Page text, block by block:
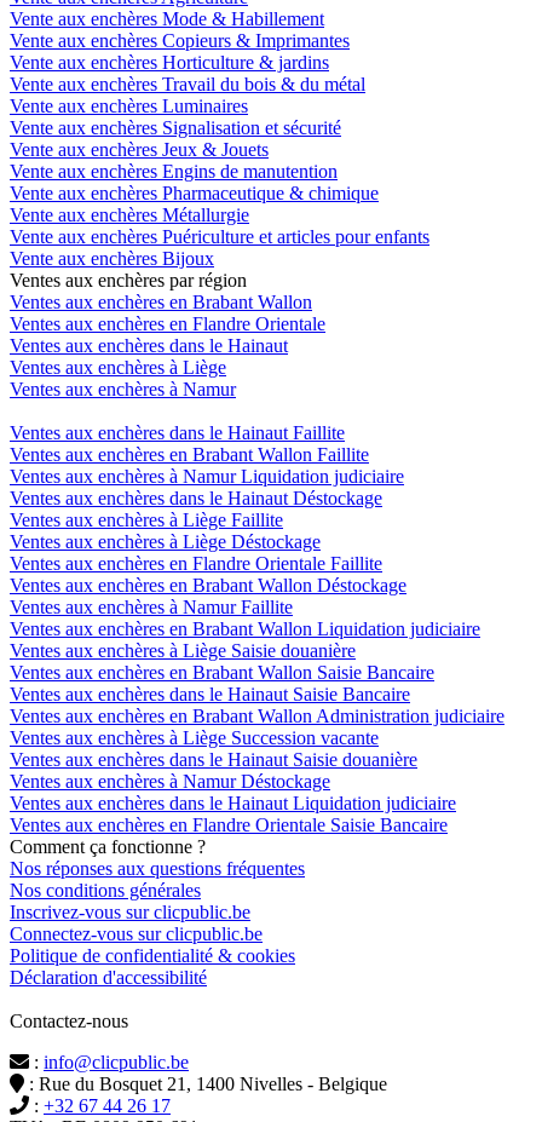
Vente aux enchères Mode & Habillement
Vente aux enchères Copieurs & Imprimantes
Vente aux enchères Horticulture & jardins
Vente aux enchères Travail du bois & du métal
Vente aux enchères Luminaires
Vente aux enchères Signalisation et sécurité
Vente aux enchères Jeux & Jouets
Vente aux enchères Engins de manutention
Vente aux enchères Pharmaceutique & chimique
Vente aux enchères Métallurgie
Vente aux enchères Puériculture et articles pour enfants
Vente aux enchères Bijoux
Ventes aux enchères par région
Ventes aux enchères en Brabant Wallon
Ventes aux enchères en Flandre Orientale
Ventes aux enchères dans le Hainaut
Ventes aux enchères à Liège
Ventes aux enchères à Namur
Ventes aux enchères dans le Hainaut Faillite
Ventes aux enchères en Brabant Wallon Faillite
Ventes aux enchères à Namur Liquidation judiciaire
Ventes aux enchères dans le Hainaut Déstockage
Ventes aux enchères à Liège Faillite
Ventes aux enchères à Liège Déstockage
Ventes aux enchères en Flandre Orientale Faillite
Ventes aux enchères en Brabant Wallon Déstockage
Ventes aux enchères à Namur Faillite
Ventes aux enchères en Brabant Wallon Liquidation judiciaire
Ventes aux enchères à Liège Saisie douanière
Ventes aux enchères en Brabant Wallon Saisie Bancaire
Ventes aux enchères dans le Hainaut Saisie Bancaire
Ventes aux enchères en Brabant Wallon Administration judiciaire
Ventes aux enchères à Liège Succession vacante
Ventes aux enchères dans le Hainaut Saisie douanière
Ventes aux enchères à Namur Déstockage
Ventes aux enchères dans le Hainaut Liquidation judiciaire
Ventes aux enchères en Flandre Orientale Saisie Bancaire
Comment ça fonctionne ?
Nos réponses aux questions fréquentes
Nos conditions générales
Inscrivez-vous sur clicpublic.be
Connectez-vous sur clicpublic.be
Politique de confidentialité & cookies
Déclaration d'accessibilité
Contactez-nous
: info@clicpublic.be
: Rue du Bosquet 21, 1400 Nivelles - Belgique
: +32 67 44 26 17